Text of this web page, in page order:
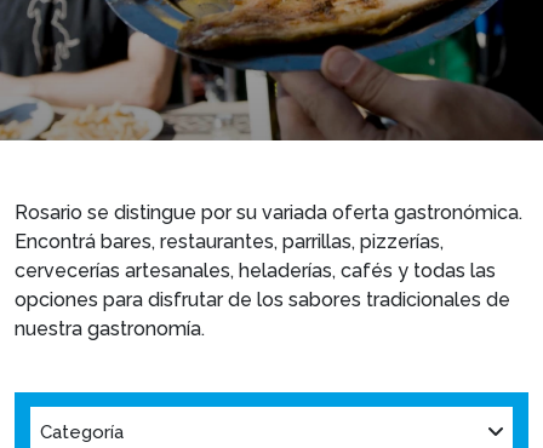
Rosario se distingue por su variada oferta gastronómica.
Encontrá bares, restaurantes, parrillas, pizzerías,
cervecerías artesanales, heladerías, cafés y todas las
opciones para disfrutar de los sabores tradicionales de
nuestra gastronomía.
Categoría